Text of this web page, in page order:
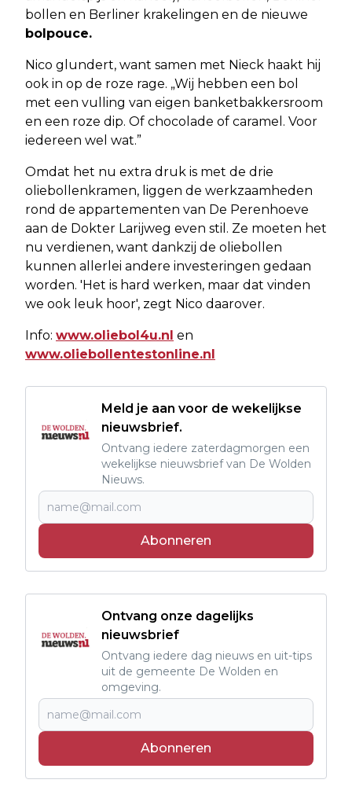
bollen en Berliner krakelingen en de nieuwe
bolpouce.
Nico glundert, want samen met Nieck haakt hij
ook in op de roze rage. „Wij hebben een bol
met een vulling van eigen banketbakkersroom
en een roze dip. Of chocolade of caramel. Voor
iedereen wel wat.”
Omdat het nu extra druk is met de drie
oliebollenkramen, liggen de werkzaamheden
rond de appartementen van De Perenhoeve
aan de Dokter Larijweg even stil. Ze moeten het
nu verdienen, want dankzij de oliebollen
kunnen allerlei andere investeringen gedaan
worden. 'Het is hard werken, maar dat vinden
we ook leuk hoor', zegt Nico daarover.
Info: www.oliebol4u.nl en
www.oliebollentestonline.nl
Meld je aan voor de wekelijkse
nieuwsbrief.
Ontvang iedere zaterdagmorgen een
wekelijkse nieuwsbrief van De Wolden
Nieuws.
Abonneren
Ontvang onze dagelijks
nieuwsbrief
Ontvang iedere dag nieuws en uit-tips
uit de gemeente De Wolden en
omgeving.
Abonneren